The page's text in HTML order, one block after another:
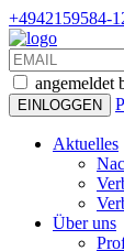
+4942159584-
angemeldet
Aktuelles
Über uns